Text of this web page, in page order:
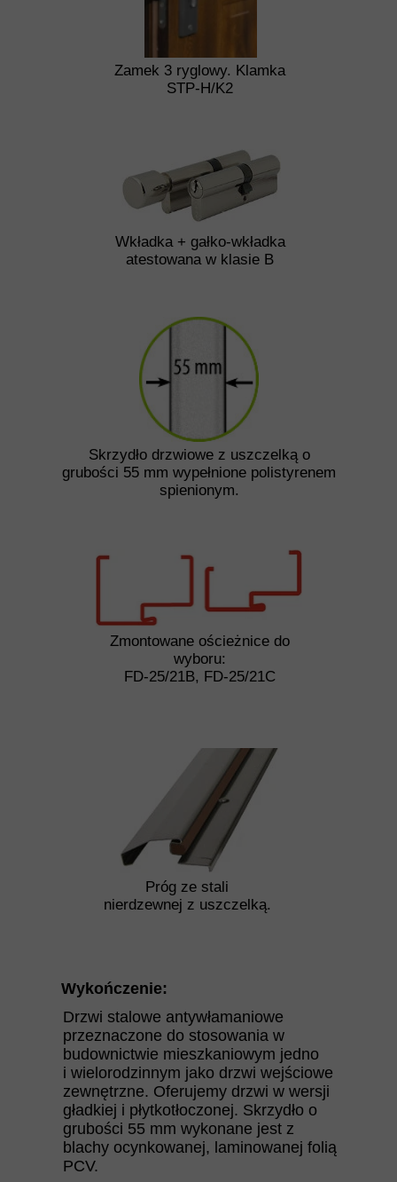
Zmontowane ościeżnice do
wyboru:
FD-25/21B, FD-25/21C
Wkładka + gałko-wkładka
atestowana w klasie B
Zamek 3 ryglowy. Klamka
STP-H/K2
Próg ze stali
nierdzewnej z uszczelką.
Skrzydło drzwiowe z uszczelką o
grubości 55 mm wypełnione polistyrenem
spienionym.
Drzwi stalowe antywłamaniowe
przeznaczone do stosowania w
budownictwie mieszkaniowym jedno
i wielorodzinnym jako drzwi wejściowe
zewnętrzne. Oferujemy drzwi w wersji
gładkiej i płytkotłoczonej. Skrzydło o
grubości 55 mm wykonane jest z
blachy ocynkowanej, laminowanej folią
PCV.
Wykończenie: